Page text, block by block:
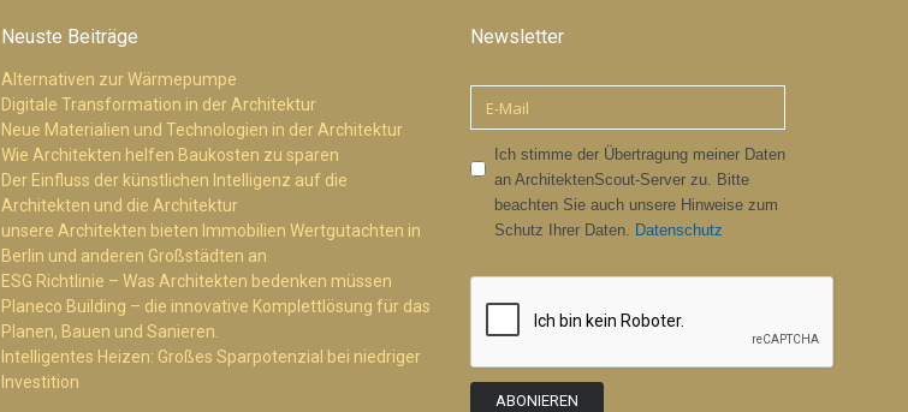
Neuste Beiträge
Alternativen zur Wärmepumpe
Digitale Transformation in der Architektur
Neue Materialien und Technologien in der Architektur
Wie Architekten helfen Baukosten zu sparen
Der Einfluss der künstlichen Intelligenz auf die
Architekten und die Architektur
unsere Architekten bieten Immobilien Wertgutachten in
Berlin und anderen Großstädten an
ESG Richtlinie – Was Architekten bedenken müssen
Planeco Building – die innovative Komplettlösung für das
Planen, Bauen und Sanieren.
Intelligentes Heizen: Großes Sparpotenzial bei niedriger
Investition
Newsletter
Ich stimme der Übertragung meiner Daten
an ArchitektenScout-Server zu. Bitte
beachten Sie auch unsere Hinweise zum
Schutz Ihrer Daten. Datenschutz